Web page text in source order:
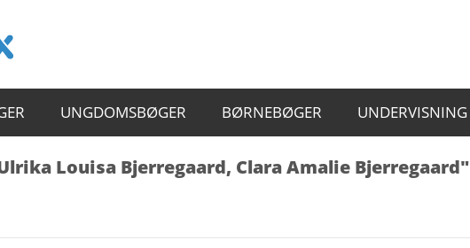
UNGDOMSBØGER BØRNEBØGER UNDERVISNING
Louisa Bjerregaard, Clara Amalie Bjerregaard"